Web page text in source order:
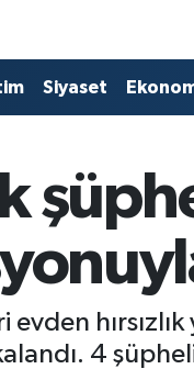
Siyaset
evden
4